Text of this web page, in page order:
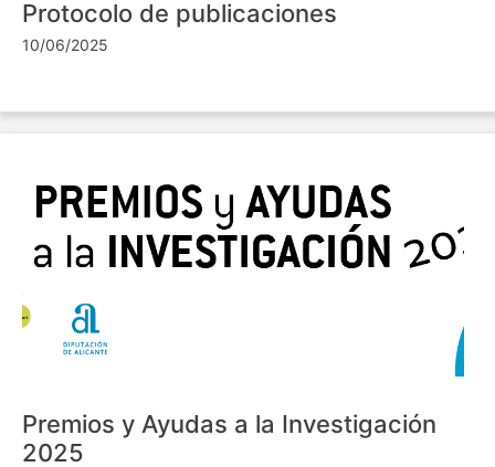
Protocolo de publicaciones
10/06/2025
Premios y Ayudas a la Investigación
2025